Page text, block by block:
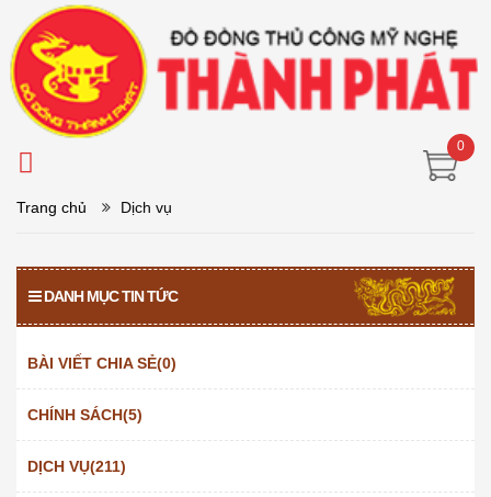
0
Trang chủ Dịch vụ
DANH MỤC TIN TỨC
BÀI VIẾT CHIA SẺ(0)
CHÍNH SÁCH(5)
DỊCH VỤ(211)